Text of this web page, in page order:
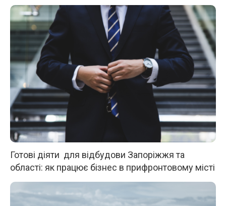
Готові діяти для відбудови Запоріжжя та
області: як працює бізнес в прифронтовому місті